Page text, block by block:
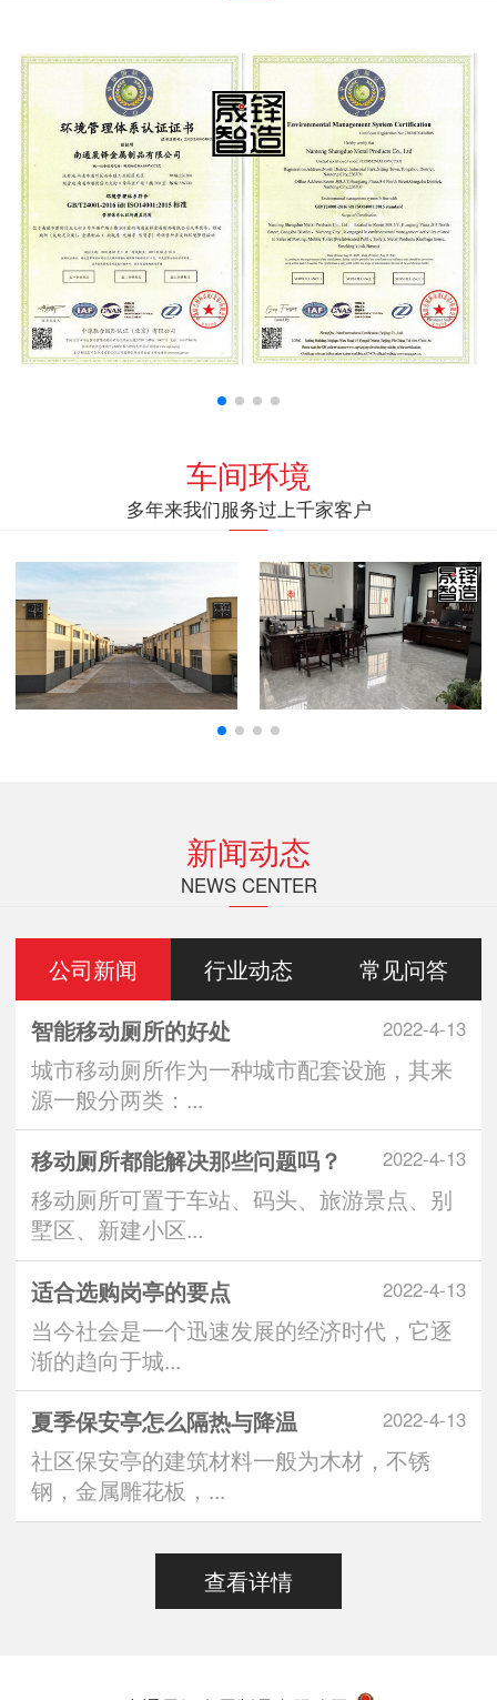
车间环境
多年来我们服务过上千家客户
新闻动态
NEWS CENTER
公司新闻 行业动态 常见问答
2022-4-13
智能移动厕所的好处
城市移动厕所作为一种城市配套设施，其来
源一般分两类：...
2022-4-13
移动厕所都能解决那些问题吗？
移动厕所可置于车站、码头、旅游景点、别
墅区、新建小区...
2022-4-13
适合选购岗亭的要点
当今社会是一个迅速发展的经济时代，它逐
渐的趋向于城...
2022-4-13
夏季保安亭怎么隔热与降温
社区保安亭的建筑材料一般为木材，不锈
钢，金属雕花板，...
查看详情